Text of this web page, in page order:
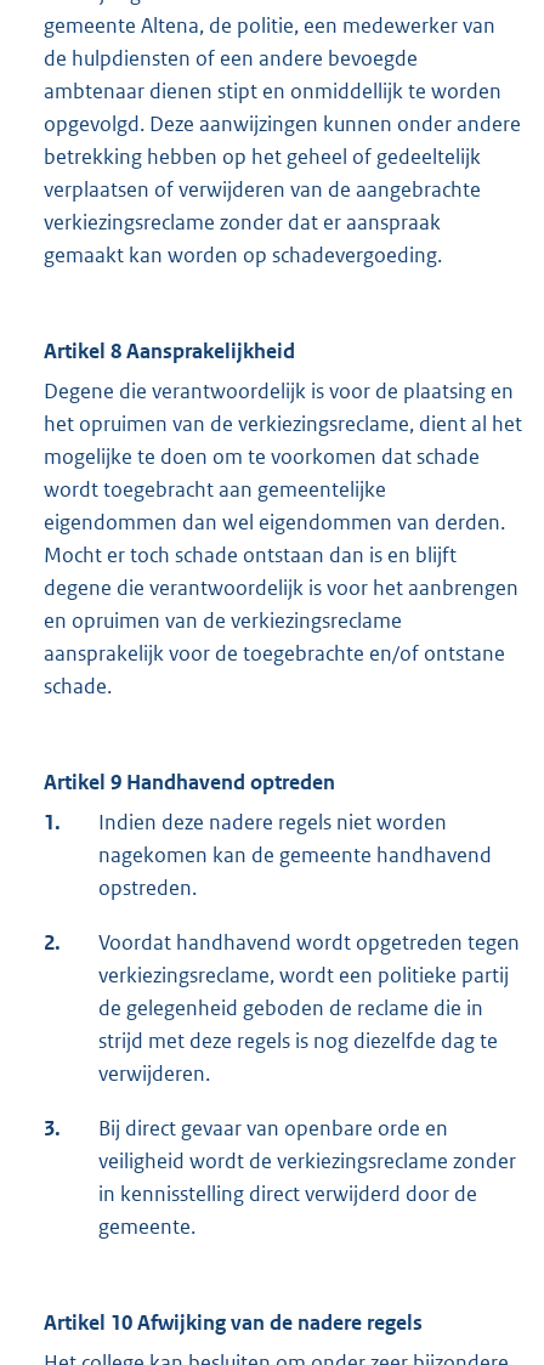
gemeente Altena, de politie, een medewerker van
de hulpdiensten of een andere bevoegde
ambtenaar dienen stipt en onmiddellijk te worden
opgevolgd. Deze aanwijzingen kunnen onder andere
betrekking hebben op het geheel of gedeeltelijk
verplaatsen of verwijderen van de aangebrachte
verkiezingsreclame zonder dat er aanspraak
gemaakt kan worden op schadevergoeding.
Artikel 8 Aansprakelijkheid
Degene die verantwoordelijk is voor de plaatsing en
het opruimen van de verkiezingsreclame, dient al het
mogelijke te doen om te voorkomen dat schade
wordt toegebracht aan gemeentelijke
eigendommen dan wel eigendommen van derden.
Mocht er toch schade ontstaan dan is en blijft
degene die verantwoordelijk is voor het aanbrengen
en opruimen van de verkiezingsreclame
aansprakelijk voor de toegebrachte en/of ontstane
schade.
Artikel 9 Handhavend optreden
1.
Indien deze nadere regels niet worden
nagekomen kan de gemeente handhavend
opstreden.
2.
Voordat handhavend wordt opgetreden tegen
verkiezingsreclame, wordt een politieke partij
de gelegenheid geboden de reclame die in
strijd met deze regels is nog diezelfde dag te
verwijderen.
3.
Bij direct gevaar van openbare orde en
veiligheid wordt de verkiezingsreclame zonder
in kennisstelling direct verwijderd door de
gemeente.
Artikel 10 Afwijking van de nadere regels